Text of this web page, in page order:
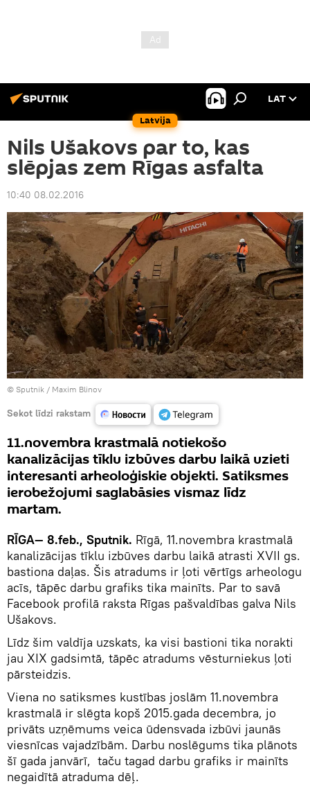
Latvija
LAT
Nils Ušakovs par to, kas
slēpjas zem Rīgas asfalta
10:40 08.02.2016
© Sputnik / Maxim Blinov
Sekot līdzi rakstam
11.novembra krastmalā notiekošo
kanalizācijas tīklu izbūves darbu laikā uzieti
interesanti arheoloģiskie objekti. Satiksmes
ierobežojumi saglabāsies vismaz līdz
martam.
RĪGA— 8.feb., Sputnik. Rīgā, 11.novembra krastmalā
kanalizācijas tīklu izbūves darbu laikā atrasti XVII gs.
bastiona daļas. Šis atradums ir ļoti vērtīgs arheologu
acīs, tāpēc darbu grafiks tika mainīts. Par to savā
Facebook profilā raksta Rīgas pašvaldības galva Nils
Ušakovs.
Līdz šim valdīja uzskats, ka visi bastioni tika norakti
jau XIX gadsimtā, tāpēc atradums vēsturniekus ļoti
pārsteidzis.
Viena no satiksmes kustības joslām 11.novembra
krastmalā ir slēgta kopš 2015.gada decembra, jo
privāts uzņēmums veica ūdensvada izbūvi jaunās
viesnīcas vajadzībām. Darbu noslēgums tika plānots
šī gada janvārī, taču tagad darbu grafiks ir mainīts
negaidītā atraduma dēļ.